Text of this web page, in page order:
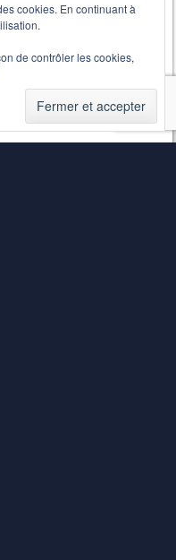
cookies. En continuant à
de contrôler les cookies,